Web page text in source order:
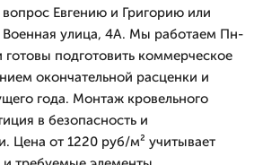
вопрос Евгению и Григорию или
Военная улица, 4А. Мы работаем Пн-
подготовить коммерческое
окончательной расценки и
года. Монтаж кровельного
в безопасность и
Цена от 1220 руб/м² учитывает